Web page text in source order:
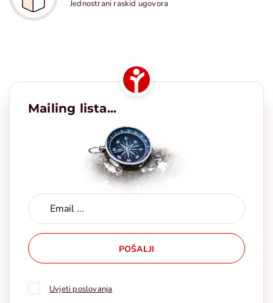
Jednostrani raskid ugovora
Mailing lista...
POŠALJI
Uvjeti poslovanja